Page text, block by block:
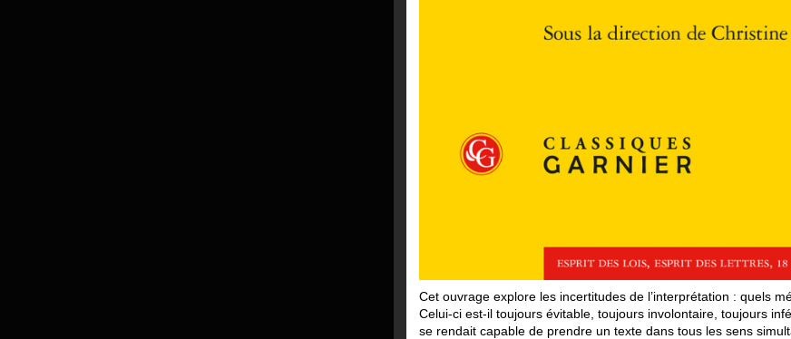
Cet ouvrage explore les incertitudes de l’interprétation : quels
Celui-ci est-il toujours évitable, toujours involontaire, toujours
se rendait capable de prendre un texte dans tous les sens